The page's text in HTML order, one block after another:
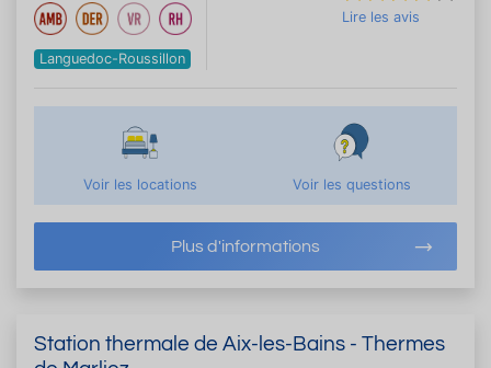
Languedoc-Roussillon
Lire les avis
Voir les locations Voir les questions
Plus d'informations
Station thermale de Aix-les-Bains - Thermes